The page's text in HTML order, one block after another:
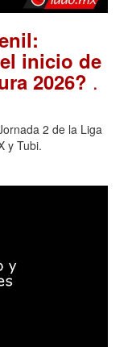
inicio de
2026? .
2 de la Liga
y Tubi.